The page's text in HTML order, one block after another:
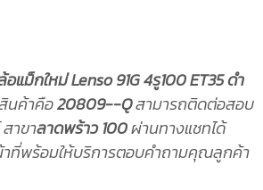
อแม็กใหม่ Lenso 91G 4รู100 ET35 ดำ
นค้าคือ20809--Qสามารถติดต่อสอบ
าขาลาดพร้าว 100ผ่านทางแชทได้
าที่พร้อมให้บริการตอบคำถามคุณลูกค้า